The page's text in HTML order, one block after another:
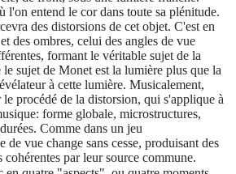
l'on entend le cor dans toute sa plénitude.
des distorsions de cet objet. C'est en
des ombres, celui des angles de vue
formant le véritable sujet de la
sujet de Monet est la lumière plus que la
à cette lumière. Musicalement,
le procédé de la distorsion, qui s'applique à
forme globale, microstructures,
Comme dans un jeu
de vue change sans cesse, produisant des
par leur source commune.